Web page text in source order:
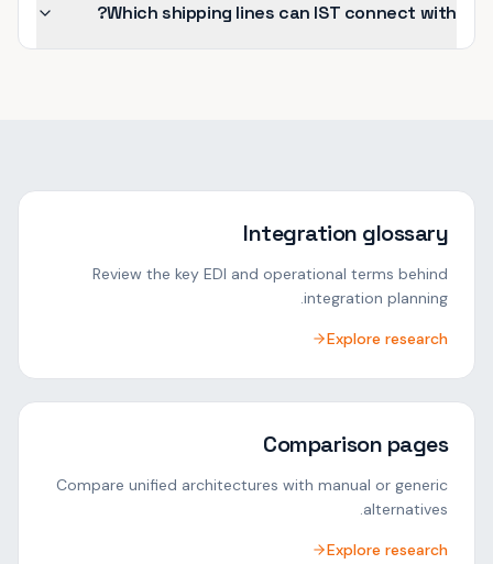
Which shipping lines can IST connect with?
Integration glossary
Review the key EDI and operational terms behind
integration planning.
Explore research
Comparison pages
Compare unified architectures with manual or generic
alternatives.
Explore research